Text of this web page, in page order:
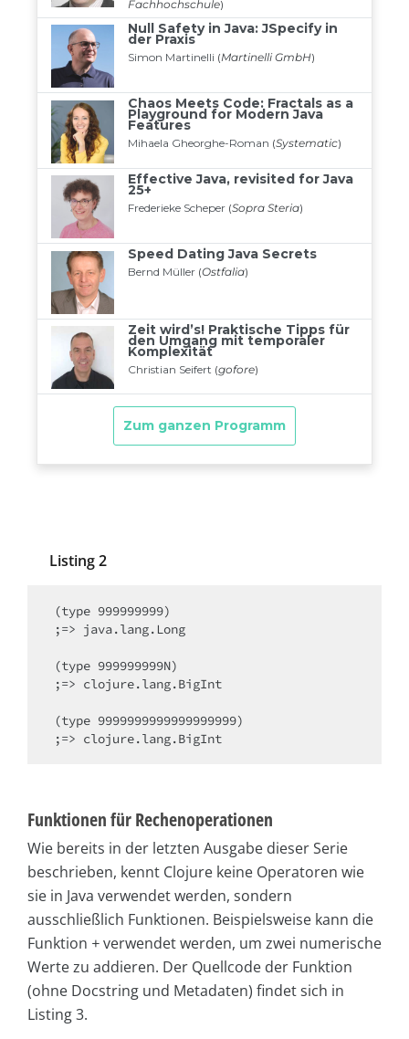
Listing 2
(type 999999999)
;=> java.lang.Long
(type 999999999N)
;=> clojure.lang.BigInt
(type 9999999999999999999)
;=> clojure.lang.BigInt
Funktionen für Rechenoperationen
Wie bereits in der letzten Ausgabe dieser Serie
beschrieben, kennt Clojure keine Operatoren wie
sie in Java verwendet werden, sondern
ausschließlich Funktionen. Beispielsweise kann die
Funktion +verwendet werden, um zwei numerische
Werte zu addieren. Der Quellcode der Funktion
(ohne Docstring und Metadaten) findet sich in
Listing 3.